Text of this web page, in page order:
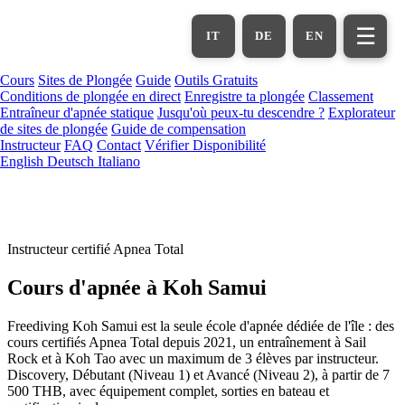
EN
DE
IT ☰
Cours Sites de Plongée Guide Outils Gratuits
Conditions de plongée en direct Enregistre ta plongée Classement
Entraîneur d'apnée statique Jusqu'où peux-tu descendre ? Explorateur
de sites de plongée Guide de compensation
Instructeur FAQ Contact Vérifier Disponibilité
English Deutsch Italiano
Instructeur certifié Apnea Total
Cours d'apnée à Koh Samui
Freediving Koh Samui est la seule école d'apnée dédiée de l'île : des
cours certifiés Apnea Total depuis 2021, un entraînement à Sail
Rock et à Koh Tao avec un maximum de 3 élèves par instructeur.
Discovery, Débutant (Niveau 1) et Avancé (Niveau 2), à partir de 7
500 THB, avec équipement complet, sorties en bateau et